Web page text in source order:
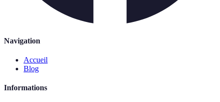
Navigation
Accueil
Blog
Informations